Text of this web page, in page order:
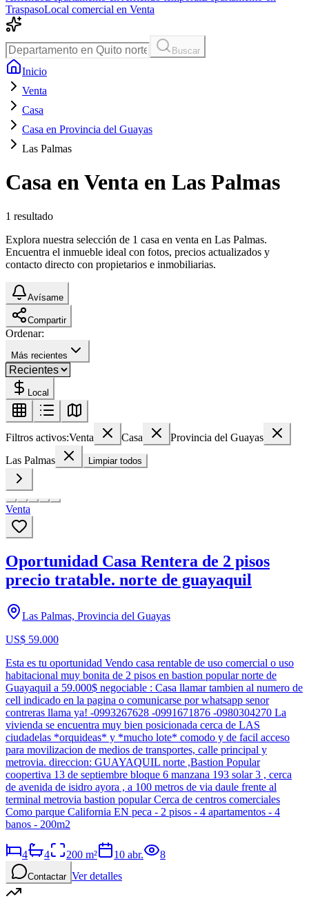
TraspasoLocal comercial en Venta
Buscar
Inicio
Venta
Casa
Casa en Provincia del Guayas
Las Palmas
Casa en Venta en Las Palmas
1 resultado
Explora nuestra selección de 1 casa en venta en Las Palmas.
Encuentra el inmueble ideal con fotos, precios actualizados y
contacto directo con propietarios e inmobiliarias.
Avísame
Compartir
Ordenar:
Más recientes
Local
Filtros activos:Venta Casa
Provincia del Guayas
Las Palmas
Limpiar todos
Venta
Oportunidad Casa Rentera de 2 pisos
precio tratable. norte de guayaquil
Las Palmas, Provincia del Guayas
US$ 59.000
Esta es tu oportunidad Vendo casa rentable de uso comercial o uso
habitacional muy bonita de 2 pisos en bastion popular norte de
Guayaquil a 59.000$ negociable : Casa llamar tambien al numero de
cell indicado en la pagina o comunicarse por whatsapp senor
contreras llama ya! -0993267628 -0991671876 -0980304270 La
vivienda se encuentra muy bien posicionada cerca de LAS
ciudadelas *orquideas* y *mucho lote* comodo y de facil acceso
para movilizacion de medios de transportes, calle principal y
metrovia. direccion: GUAYAQUIL norte ,Bastion Popular
coopertiva 13 de septiembre bloque 6 manzana 193 solar 3 , cerca
de avenida de isidro ayora , a 100 metros de via daule frente al
terminal metrovia bastion popular Cerca de centros comerciales
Como parque California EN peca - 2 pisos - 4 apartamentos - 4
banos - 200m2
4 4 200 m² 10 abr. 8
Contactar Ver detalles